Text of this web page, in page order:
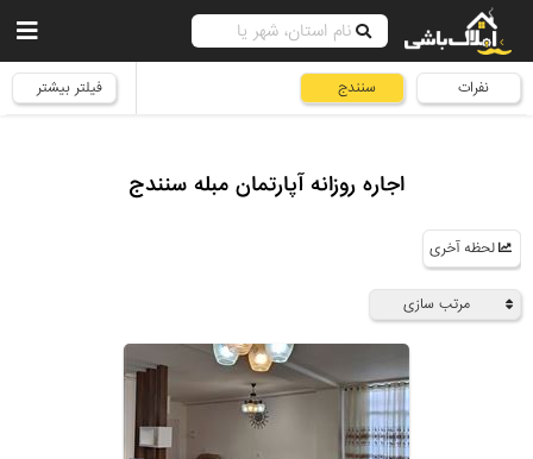
نفرات سنندج فیلتر بیشتر
اجاره روزانه آپارتمان مبله سنندج
لحظه آخری
مرتب سازی